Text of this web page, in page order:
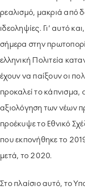
ρεαλισμό, μακριά από
ιδεοληψίες. Γι’ αυτό
σήμερα στην
ελληνική Πολιτεία
έχουν να παίξουν οι
προκαλεί το κάπνισμα,
αξιολόγηση των νέων
προέκυψε το Εθνικό
που εκπονήθηκε το
μετά, το 2020.
Στο πλαίσιο αυτό, το